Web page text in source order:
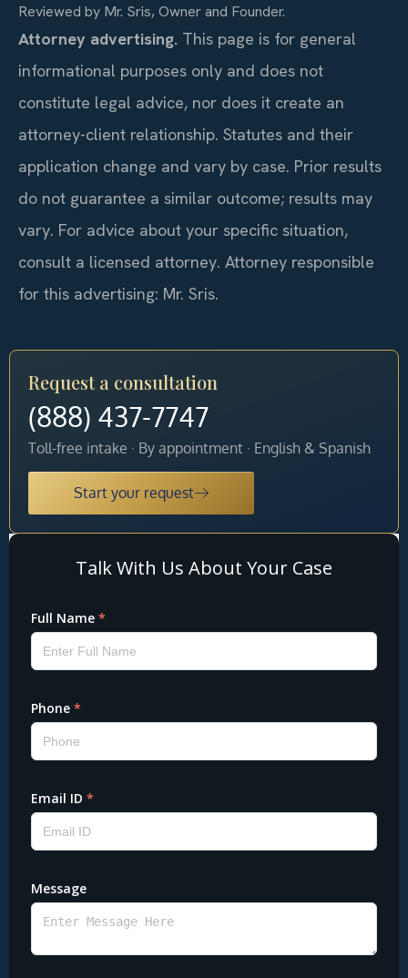
Reviewed by Mr. Sris, Owner and Founder.
Attorney advertising. This page is for general
informational purposes only and does not
constitute legal advice, nor does it create an
attorney-client relationship. Statutes and their
application change and vary by case. Prior results
do not guarantee a similar outcome; results may
vary. For advice about your specific situation,
consult a licensed attorney. Attorney responsible
for this advertising: Mr. Sris.
Request a consultation
(888) 437-7747
Toll-free intake · By appointment · English & Spanish
Start your request